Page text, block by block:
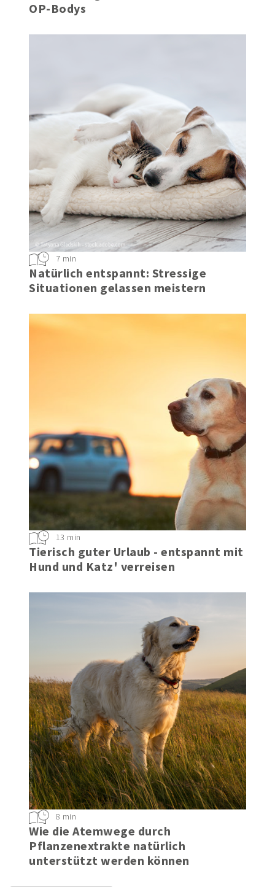
OP-Bodys
Natürlich entspannt: Stressige
Situationen gelassen meistern
7 min
Tierisch guter Urlaub - entspannt mit
Hund und Katz' verreisen
13 min
Wie die Atemwege durch
Pflanzenextrakte natürlich
unterstützt werden können
8 min